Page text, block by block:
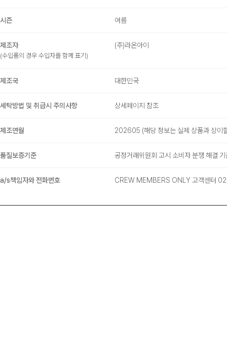
시즌 여름
제조자
(수입품의 경우 수입자를 함께 표기)
(주)라온아이
제조국 대한민국
세탁방법 및 취급시 주의사항 상세페이지 참조
제조연월 202605 (해당 정보는 실제 상품과 상이
품질보증기준 공정거래위원회 고시 소비자 분쟁 해결
a/s책임자와 전화번호 CREW MEMBERS ONLY 고객센터